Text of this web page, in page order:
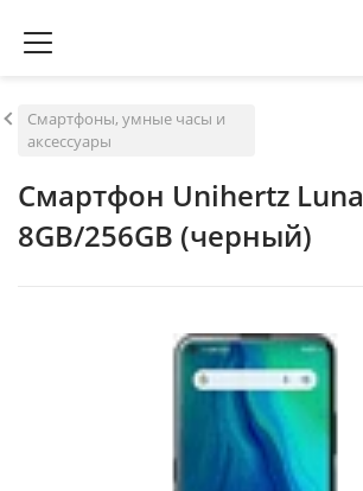
Смартфоны, умные часы и
аксессуары
Смартфон Unihertz Luna
8GB/256GB (черный)